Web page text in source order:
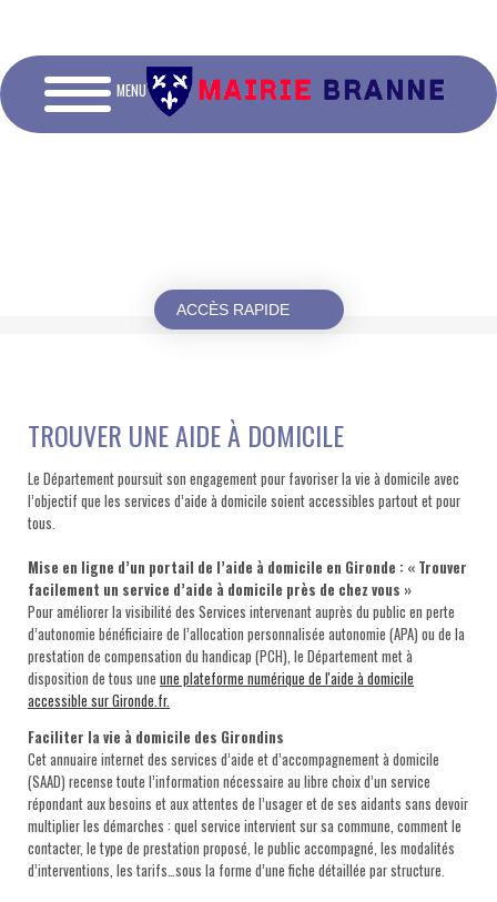
MENU
ACCÈS RAPIDE
TROUVER UNE AIDE À DOMICILE
Le Département poursuit son engagement pour favoriser la vie à domicile avec
l’objectif que les services d’aide à domicile soient accessibles partout et pour
tous.
Mise en ligne d’un portail de l’aide à domicile en Gironde : « Trouver
facilement un service d’aide à domicile près de chez vous »
Pour améliorer la visibilité des Services intervenant auprès du public en perte
d’autonomie bénéficiaire de l’allocation personnalisée autonomie (APA) ou de la
prestation de compensation du handicap (PCH), le Département met à
disposition de tous une une plateforme numérique de l'aide à domicile
accessible sur Gironde.fr.
Faciliter la vie à domicile des Girondins
Cet annuaire internet des services d’aide et d’accompagnement à domicile
(SAAD) recense toute l’information nécessaire au libre choix d’un service
répondant aux besoins et aux attentes de l’usager et de ses aidants sans devoir
multiplier les démarches : quel service intervient sur sa commune, comment le
contacter, le type de prestation proposé, le public accompagné, les modalités
d’interventions, les tarifs…sous la forme d’une fiche détaillée par structure.